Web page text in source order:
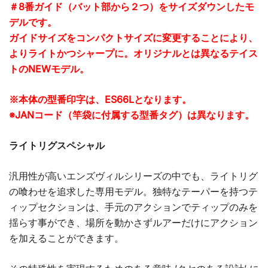
＃8番ガイド（バット部から２つ）をサイズダウンしたモ
デルです。
ガイドサイズをコンパクトサイズに変更することにより、
よりライトかつシャープに。オリジナルとは異なるテイス
トのNEWモデル。
※本体の型番印字は、ES66Lとなります。
※JANコード（竿袋に付属する型番タグ）は異なります。
ライトリグスペシャル
汎用性が高いエンズヴィルシリーズの中でも、ライトリグ
の喰わせを追求した専用モデル。独特なテーパーを持つテ
ィップセクションは、手元のアクションでティップのみを
揺らす事ができ、場所を動かさずルアーだけにアクション
を加えることができます。